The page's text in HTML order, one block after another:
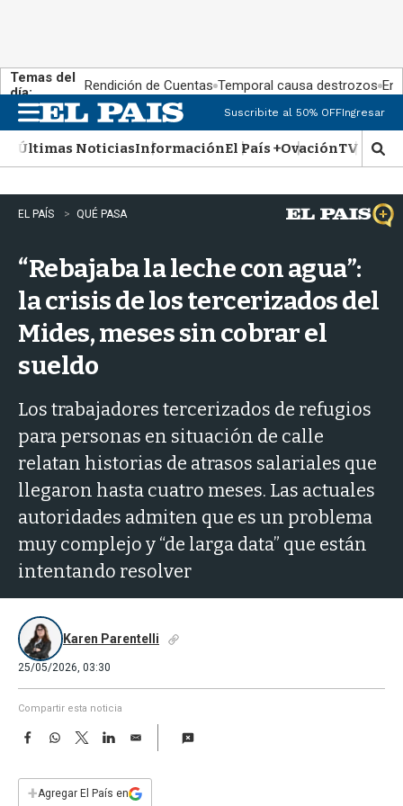
Temas del
día:
Rendición de Cuentas Temporal causa destrozos En
n
u
Suscribite al 50% OFFIngresar
Últimas NoticiasInformaciónEl País +OvaciónTV Show
M
o
s
t
r
EL PAÍS QUÉ PASA
“Rebajaba la leche con agua”:
la crisis de los tercerizados del
Mides, meses sin cobrar el
sueldo
Los trabajadores tercerizados de refugios
para personas en situación de calle
relatan historias de atrasos salariales que
llegaron hasta cuatro meses. Las actuales
autoridades admiten que es un problema
muy complejo y “de larga data” que están
intentando resolver
Karen Parentelli
25/05/2026, 03:30
Compartir esta noticia
F
e
W
T
w
t
L
E
i
+Agregar El País en